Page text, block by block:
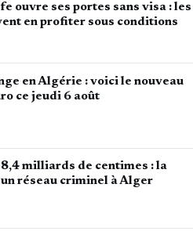
ouvre ses portes sans visa : les
en profiter sous conditions
en Algérie : voici le nouveau
ce jeudi 6 août
milliards de centimes : la
réseau criminel à Alger